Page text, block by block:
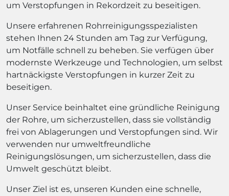
um Verstopfungen in Rekordzeit zu beseitigen.
Unsere erfahrenen Rohrreinigungsspezialisten
stehen Ihnen 24 Stunden am Tag zur Verfügung,
um Notfälle schnell zu beheben. Sie verfügen über
modernste Werkzeuge und Technologien, um selbst
hartnäckigste Verstopfungen in kurzer Zeit zu
beseitigen.
Unser Service beinhaltet eine gründliche Reinigung
der Rohre, um sicherzustellen, dass sie vollständig
frei von Ablagerungen und Verstopfungen sind. Wir
verwenden nur umweltfreundliche
Reinigungslösungen, um sicherzustellen, dass die
Umwelt geschützt bleibt.
Unser Ziel ist es, unseren Kunden eine schnelle,